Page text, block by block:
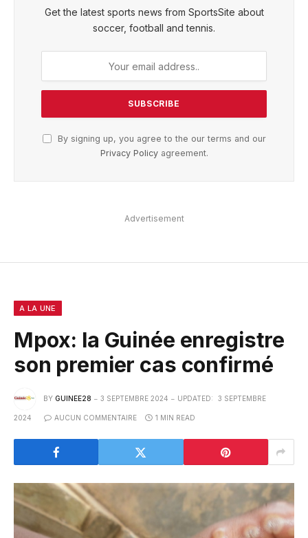
Get the latest sports news from SportsSite about
soccer, football and tennis.
By signing up, you agree to the our terms and our
Privacy Policyagreement.
Advertisement
A LA UNE
Mpox: la Guinée enregistre
son premier cas confirmé
BY GUINEE28 3 SEPTEMBRE 2024 UPDATED: 3 SEPTEMBRE
2024 AUCUN COMMENTAIRE 1 MIN READ